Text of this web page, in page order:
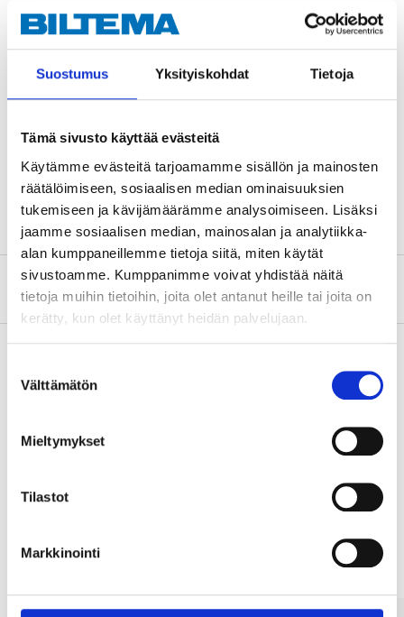
Suostumus Yksityiskohdat Tietoja
Tämä sivusto käyttää evästeitä
Käytämme evästeitä tarjoamamme sisällön ja mainosten
räätälöimiseen, sosiaalisen median ominaisuuksien
tukemiseen ja kävijämäärämme analysoimiseen. Lisäksi
jaamme sosiaalisen median, mainosalan ja analytiikka-
alan kumppaneillemme tietoja siitä, miten käytät
sivustoamme. Kumppanimme voivat yhdistää näitä
tietoja muihin tietoihin, joita olet antanut heille tai joita on
kerätty, kun olet käyttänyt heidän palvelujaan.
valinta
Välttämätön
Mieltymykset
Tilastot
Markkinointi
Description
loop fastening underneath. Protects your bike during
long-term storage. Comes in a storage bag.
About the manufacturer